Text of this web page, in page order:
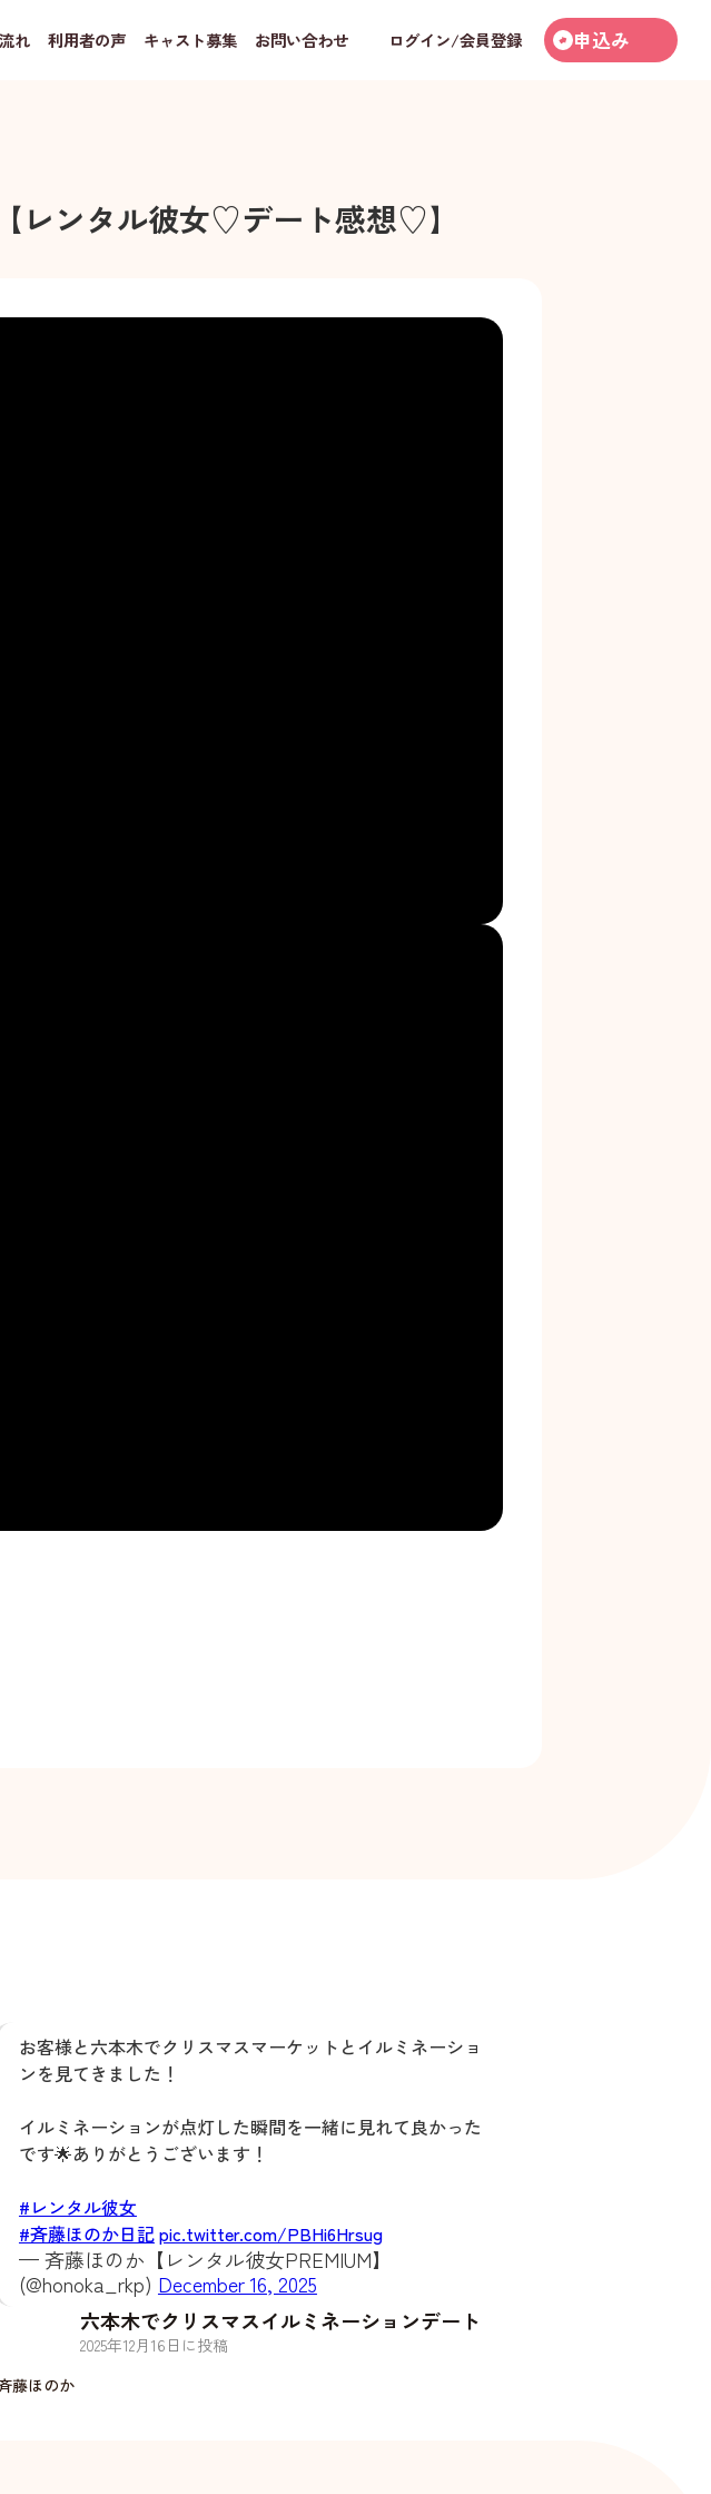
れ 利用者の声 キャスト募集 お問い合わせ ログイン/会員登録 申込み
レンタル彼女♡デート感想♡】
お客様と六本木でクリスマスマーケットとイルミネーショ
ンを見てきました！
イルミネーションが点灯した瞬間を一緒に見れて良かった
です🌟ありがとうございます！
#レンタル彼女
#斉藤ほのか日記pic.twitter.com/PBHi6Hrsug
— 斉藤ほのか【レンタル彼女PREMIUM】
(@honoka_rkp) December 16, 2025
藤ほのか
六本木でクリスマスイルミネーションデート
2025年12月 16 日に投稿